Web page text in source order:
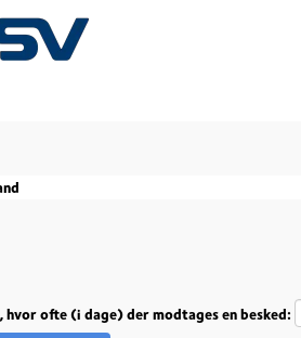
i DSV
ofte (i dage) der modtages en besked: